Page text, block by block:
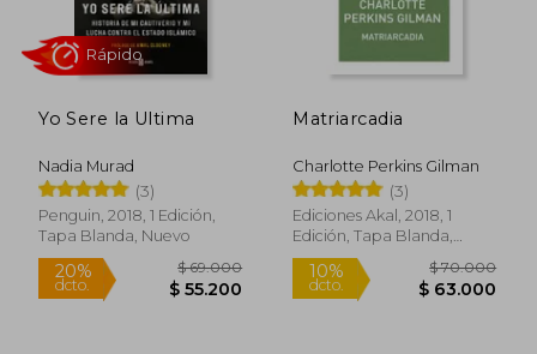
45%
dcto. dcto. $
Yo Sere la Ultima
Nadia Murad
(3)
Penguin, 2018, 1 Edición,
Tapa Blanda, Nuevo
Matriarcadia
Charlotte Perkins Gilman
(3)
Ediciones Akal, 2018, 1
Edición, Tapa Blanda,
Nuevo